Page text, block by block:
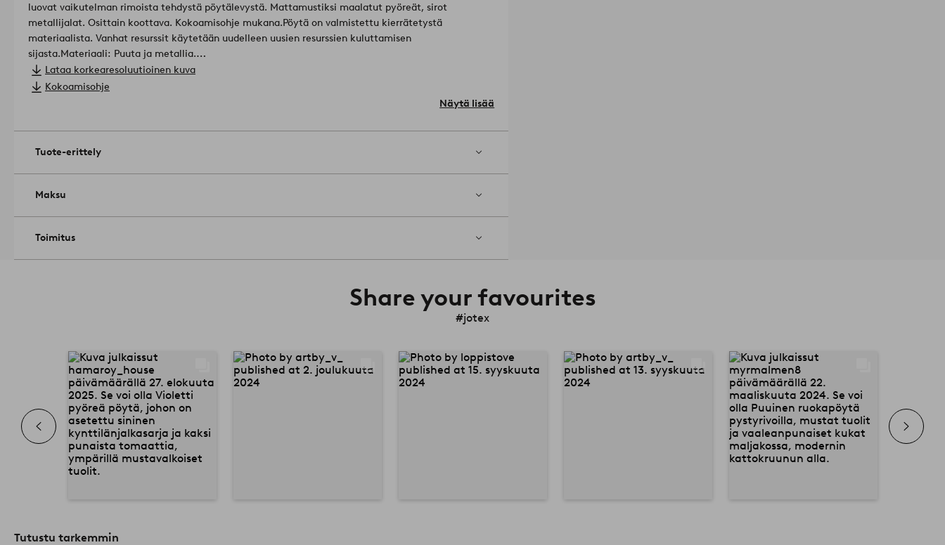
luovat vaikutelman rimoista tehdystä pöytälevystä. Mattamustiksi maalatut pyöreät, sirot
metallijalat. Osittain koottava. Kokoamisohje mukana.Pöytä on valmistettu kierrätetystä
materiaalista. Vanhat resurssit käytetään uudelleen uusien resurssien kuluttamisen
sijasta.Materiaali: Puuta ja metallia.
Koko: Korkeus 76 cm, pöytälevy 90x175 cm.
Hoito-ohje: Pyyhitään kevyesti kostutetulla liinalla.
Lataa korkearesoluutioinen kuva
Kokoamisohje
Näytä lisää
Tuote-erittely
Maksu
Toimitus
Share your favourites
#jotex
Tutustu tarkemmin